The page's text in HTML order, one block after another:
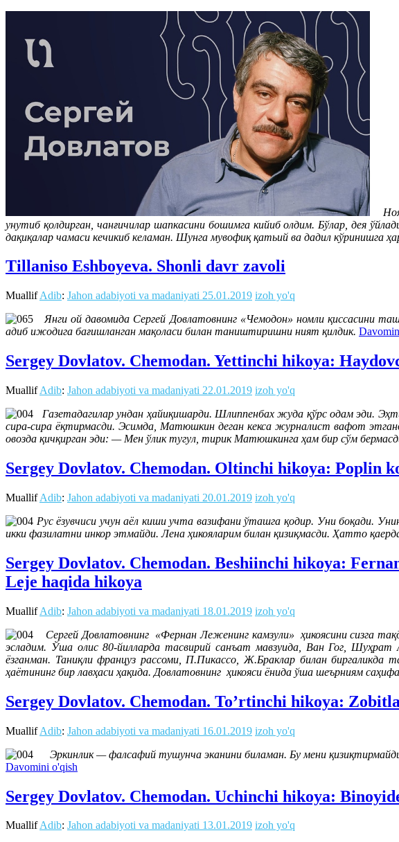
унутиб қолдирган, чанғичилар шапкасини бошимга кийиб олдим. Бўлар, дея
дақиқалар чамаси кечикиб келаман. Шунга мувофиқ қатьий ва дадил кўринишга
Tillaniso Eshboyeva. Shonli davr zavoli
MuallifAdib: Jahon adabiyoti va madaniyati 25.01.2019 izoh yo'q
Янги ой давомида Сергей Довлатовнинг «Чемодон» номли қиссасини
адиб ижодига бағишланган мақоласи билан таништиришни ният қилдик.
Sergey Dovlatov. Chemodan. Yettinchi hikoya:
MuallifAdib: Jahon adabiyoti va madaniyati 22.01.2019 izoh yo'q
Газетадагилар ундан ҳайиқишарди. Шлиппенбах жуда қўрс одам эди.
сира-сира ёқтирмасди. Эсимда, Матюшкин деган кекса журналист вафот
овозда қичқирган эди: — Мен ўлик тугул, тирик Матюшкинга ҳам бир сўм
Sergey Dovlatov. Chemodan. Oltinchi hikoya: Poplin
MuallifAdib: Jahon adabiyoti va madaniyati 20.01.2019 izoh yo'q
Рус ёзувчиси учун аёл киши учта вазифани ўташга қодир. Уни боқади.
икки фазилатни инкор этмайди. Лена ҳикояларим билан қизиқмасди. Ҳатто
Sergey Dovlatov. Chemodan. Beshiinchi hikoya:
Leje haqida hikoya
MuallifAdib: Jahon adabiyoti va madaniyati 18.01.2019 izoh yo'q
Сергей Довлатовнинг «Фернан Леженинг камзули» ҳикоясини сизга
эсладим. Ўша олис 80-йилларда тасвирий санъат мавзуида, Ван Гог, Шуҳрат
ёзганман. Таниқли француз рассоми, П.Пикассо, Ж.Браклар билан
ҳаётининг бир лавҳаси ҳақида. Довлатовнинг ҳикояси ёнида ўша шеърниям
Sergey Dovlatov. Chemodan. To’rtinchi hikoya:
MuallifAdib: Jahon adabiyoti va madaniyati 16.01.2019 izoh yo'q
Эркинлик — фалсафий тушунча эканини биламан. Бу мени
Davomini o'qish
Sergey Dovlatov. Chemodan. Uchinchi hikoya:
MuallifAdib: Jahon adabiyoti va madaniyati 13.01.2019 izoh yo'q